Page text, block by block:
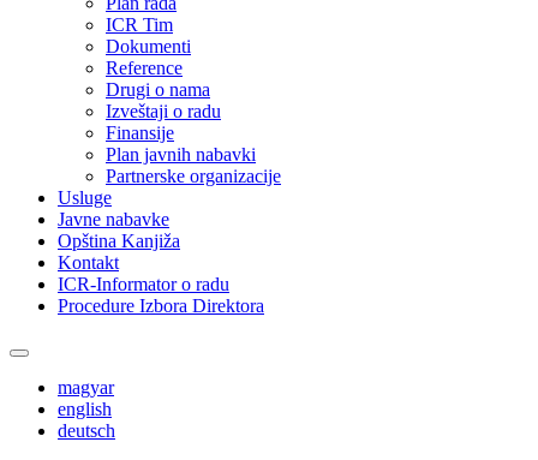
ICR Tim
Dokumenti
Reference
Drugi o nama
Izveštaji o radu
Finansije
Plan javnih nabavki
Partnerske organizacije
Usluge
Javne nabavke
Opština Kanjiža
Kontakt
ICR-Informator o radu
Procedure Izbora Direktora
magyar
english
deutsch